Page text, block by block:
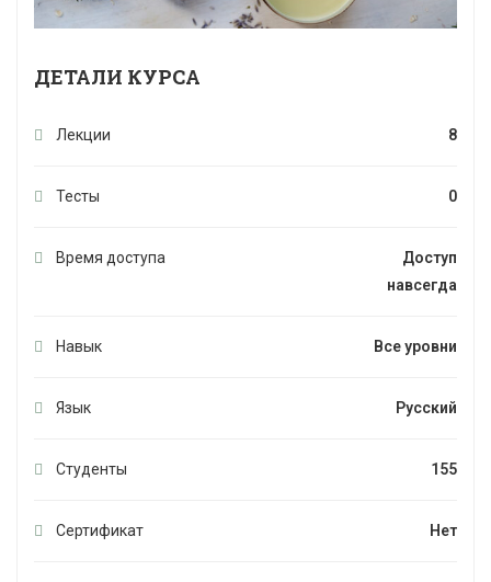
ДЕТАЛИ КУРСА
Лекции 8
Тесты 0
Время доступа
Доступ
навсегда
Навык Все уровни
Язык Русский
Студенты 155
Сертификат Нет